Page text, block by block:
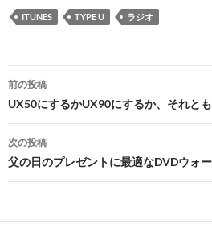
ITUNES TYPE U ラジオ
投
稿
ナ
ビ
ー
前の投稿
UX50にするかUX90にするか、それと
次の投稿
父の日のプレゼントに最適なDVDウォ